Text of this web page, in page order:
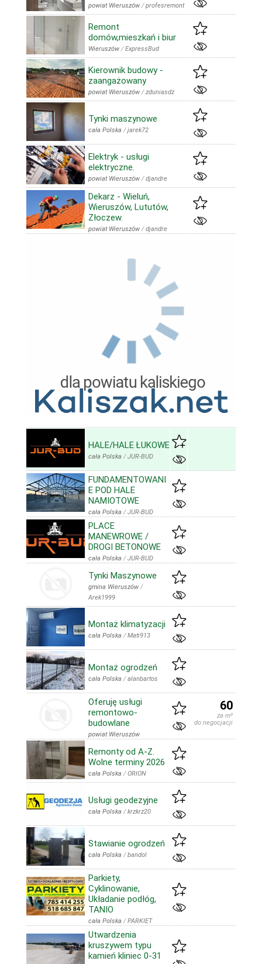
powiat Wieruszów /profesremont
Remont
domów,mieszkań i biur
Wieruszów /ExpressBud
Kierownik budowy -
zaangażowany
powiat Wieruszów /zduniasdz
Tynki maszynowe
cała Polska /jarek72
Elektryk - usługi
elektryczne.
powiat Wieruszów /djandre
Dekarz - Wieluń,
Wieruszów, Lututów,
Złoczew.
powiat Wieruszów /djandre
HALE/HALE ŁUKOWE
cała Polska /JUR-BUD
FUNDAMENTOWANI
E POD HALE
NAMIOTOWE
cała Polska /JUR-BUD
PLACE
MANEWROWE /
DROGI BETONOWE
cała Polska /JUR-BUD
Tynki Maszynowe
gmina Wieruszów /
Arek1999
Montaż klimatyzacji
cała Polska /Mati913
Montaż ogrodzeń
cała Polska /alanbartos
Oferuję usługi
remontowo-
budowlane
powiat Wieruszów
60
za m²
do negocjacji
Remonty od A-Z.
Wolne terminy 2026
cała Polska /ORION
Usługi geodezyjne
cała Polska /krzkrz20
Stawianie ogrodzeń
cała Polska /bandol
Parkiety,
Cyklinowanie,
Układanie podłóg,
TANIO
cała Polska /PARKIET
Utwardzenia
kruszywem typu
kamień kliniec 0-31